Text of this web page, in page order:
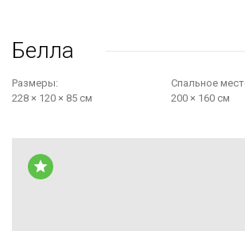
Белла
Размеры:
228 × 120 × 85 см
Cпальное
200 × 160 см